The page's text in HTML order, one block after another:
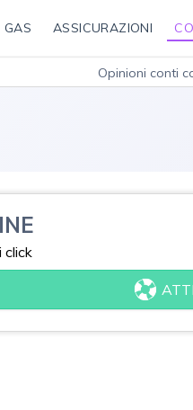
GAS ASSICURAZIONI
Opinioni conti
click